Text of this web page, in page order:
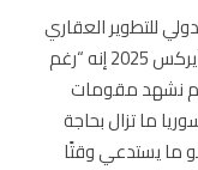
العقاري
وشركات الهندسة والإنشاءات والمقاولات – آيركس 2025 إنه “رغم
مقومات
تزال بحاجة
يستدعي وقتًا